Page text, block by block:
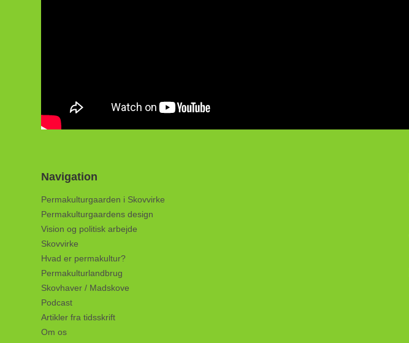
Navigation
Permakulturgaarden i Skovvirke
Permakulturgaardens design
Vision og politisk arbejde
Skovvirke
Hvad er permakultur?
Permakulturlandbrug
Skovhaver / Madskove
Podcast
Artikler fra tidsskrift
Om os